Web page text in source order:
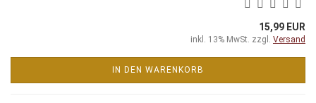
15,99 EUR
inkl. 13% MwSt. zzgl. Versand
IN DEN WARENKORB